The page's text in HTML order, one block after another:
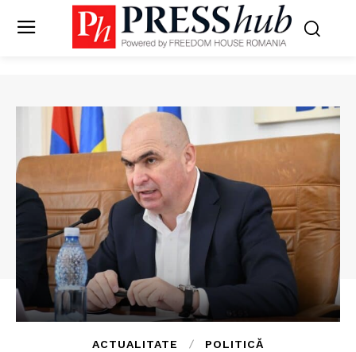
ACTUALITATE POLITICĂ